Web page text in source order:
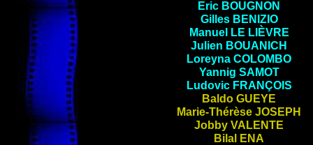
Eric BOUGNON
Gilles BENIZIO
Manuel LE LIÈVRE
Julien BOUANICH
Loreyna COLOMBO
Yannig SAMOT
Ludovic FRANÇOIS
Baldo GUEYE
Marie-Thérèse JOSEPH
Jobby VALENTE
Bilal ENA